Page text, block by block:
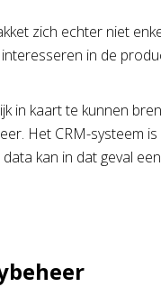
zich echter niet
in de
in kaart te kunnen
Het CRM-systeem
kan in dat geval